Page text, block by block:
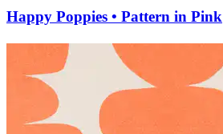
Happy Poppies • Pattern in Pink